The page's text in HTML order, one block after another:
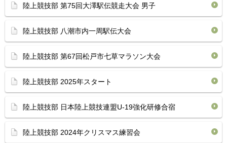
陸上競技部 第75回大澤駅伝競走大会 男子
陸上競技部 八潮市内一周駅伝大会
陸上競技部 第67回松戸市七草マラソン大会
陸上競技部 2025年スタート
陸上競技部 日本陸上競技連盟U-19強化研修合宿
陸上競技部 2024年クリスマス練習会